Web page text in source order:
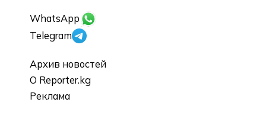
WhatsApp
Telegram
Архив новостей
О Reporter.kg
Реклама